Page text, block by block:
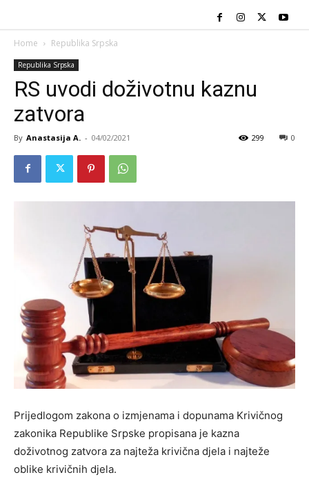
Home Republika Srpska
Republika Srpska
RS uvodi doživotnu kaznu
zatvora
By Anastasija A. - 04/02/2021 0
299
Prijedlogom zakona o izmjenama i dopunama Krivičnog
zakonika Republike Srpske propisana je kazna
doživotnog zatvora za najteža krivična djela i najteže
oblike krivičnih djela.